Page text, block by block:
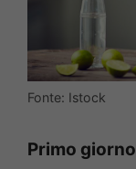
Fonte: Istock
Primo giorno